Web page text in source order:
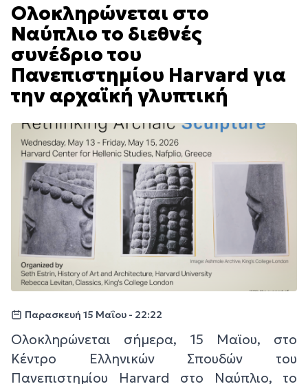
Ολοκληρώνεται στο
Ναύπλιο το διεθνές
συνέδριο του
Πανεπιστημίου Harvard για
την αρχαϊκή γλυπτική
Παρασκευή 15 Μαΐου - 22:22
Ολοκληρώνεται σήμερα, 15 Μαϊου, στο
Κέντρο Ελληνικών Σπουδών του
Πανεπιστημίου Harvard στο Ναύπλιο, το